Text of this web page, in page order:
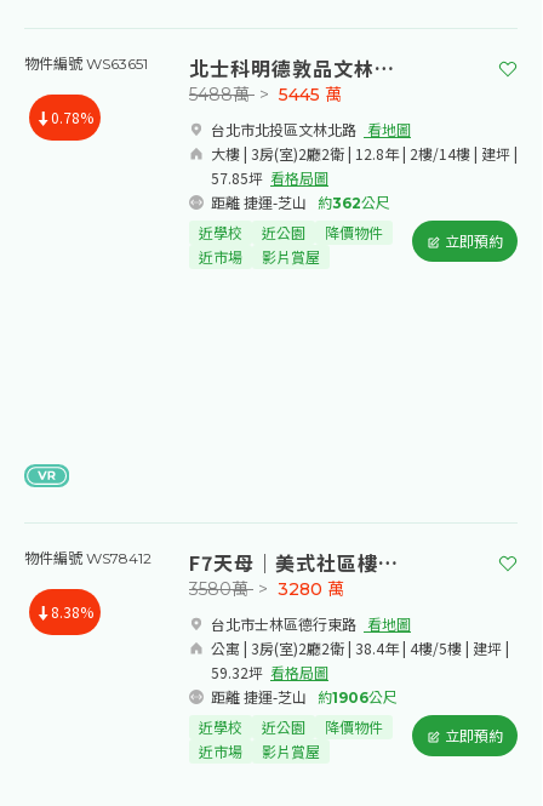
物件編號 WS63651
0.78%
北士科明德敦品文林電梯三房車位
台北市北投區文林北路​ 看地圖
大樓 | 3房(室)2廳2衛 | 12.8年 | 2樓/14樓 | 建坪 |
57.85坪 看格局圖
距離 捷運-芝山
約362公尺
5488萬 > 5445 萬
近學校 近公園
降價物件
近市場
影片賞屋
立即預約
物件編號 WS78412
8.38%
F7天母｜美式社區樓中樓
台北市士林區德行東路​ 看地圖
公寓 | 3房(室)2廳2衛 | 38.4年 | 4樓/5樓 | 建坪 |
59.32坪 看格局圖
距離 捷運-芝山
約1906公尺
3580萬 > 3280 萬
近學校 近公園
降價物件
近市場
影片賞屋
立即預約